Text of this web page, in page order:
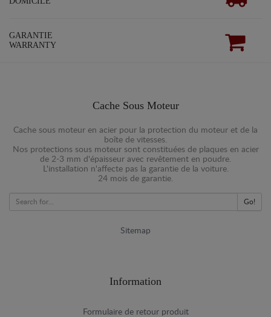
GARANTIE
WARRANTY
Cache Sous Moteur
Cache sous moteur en acier pour la protection du moteur et de la
boîte de vitesses.
Nos protections sous moteur sont constituées de plaques en acier
de 2-3 mm d'épaisseur avec revêtement en poudre.
L'installation n'affecte pas la garantie de la voiture.
24 mois de garantie.
Go!
Sitemap
Information
Formulaire de retour produit